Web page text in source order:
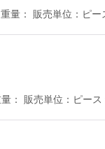
： 販売単位：ピ
販売単位：ピー